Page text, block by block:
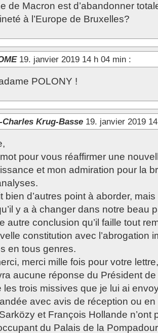
de Macron est d’abandonner
à l’Europe de Bruxelles?
19. janvier 2019 14 h 04 min :
POLONY !
Krug-Basse 19. janvier 2019
pour vous réaffirmer une
et mon admiration pour la
bien d’autres point à aborder,
y a à changer dans notre beau
autre conclusion qu’il faille tout
constitution avec l’abrogation
en tous genres.
merci mille fois pour votre
aucune réponse du Président
les trois missives que je lui ai
avec avis de réception ou en
et François Hollande n’ont
du Palais de la